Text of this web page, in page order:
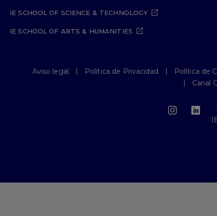
IE SCHOOL OF SCIENCE & TECHNOLOGY
IE SCHOOL OF ARTS & HUMANITIES
Aviso legal Política de Privacidad
Política de
Canal